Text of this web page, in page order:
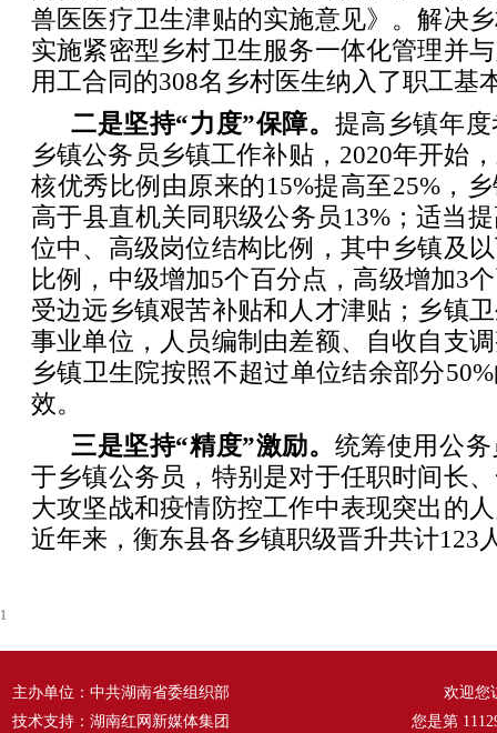
兽医医疗卫生津贴的实施意见》。解决
实施紧密型乡村卫生服务一体化管理并
用工合同的308名乡村医生纳入了职工基
二是坚持“力度”保障。 提高乡镇年
乡镇公务员乡镇工作补贴，2020年开始
核优秀比例由原来的15%提高至25%，
高于县直机关同职级公务员13%；适当
位中、高级岗位结构比例，其中乡镇及
比例，中级增加5个百分点，高级增加3
受边远乡镇艰苦补贴和人才津贴；乡镇
事业单位，人员编制由差额、自收自支
乡镇卫生院按照不超过单位结余部分
效。
三是坚持“精度”激励。 统筹使用公
于乡镇公务员，特别是对于任职时间长
大攻坚战和疫情防控工作中表现突出的
近年来，衡东县各乡镇职级晋升共计123
1
主办单位：中共湖南省委组织部
技术支持：湖南红网新媒体集团
欢迎您
您是第